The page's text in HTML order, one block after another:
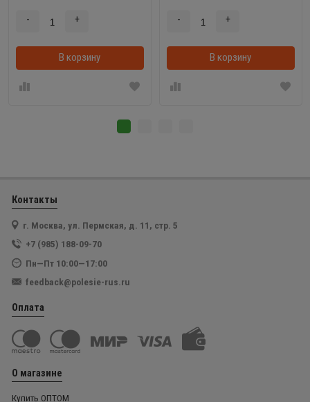
- +
В корзину В корзинке
- +
В корзину
Контакты
г. Москва, ул. Пермская, д. 11, стр. 5
+7 (985) 188-09-70
Пн—Пт 10:00—17:00
feedback@polesie-rus.ru
Оплата
О магазине
Купить ОПТОМ